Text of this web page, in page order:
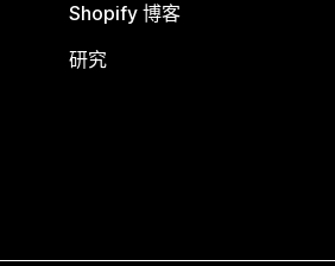
Shopify 博客
研究